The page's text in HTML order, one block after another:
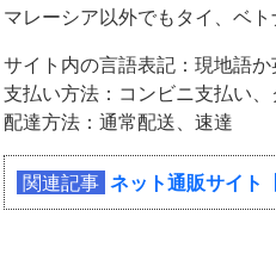
マレーシア以外でもタイ、ベ
サイト内の言語表記：現地語
支払い方法：コンビニ支払い
配達方法：通常配送、速達
関連記事 ネット通販サイト